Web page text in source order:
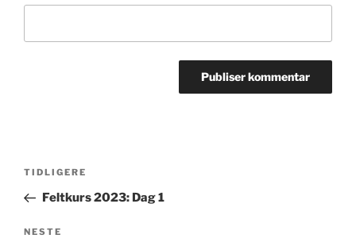
Innleggsnavigasjon
Forrige
innlegg
TIDLIGERE
Feltkurs 2023: Dag 1
Neste
NESTE